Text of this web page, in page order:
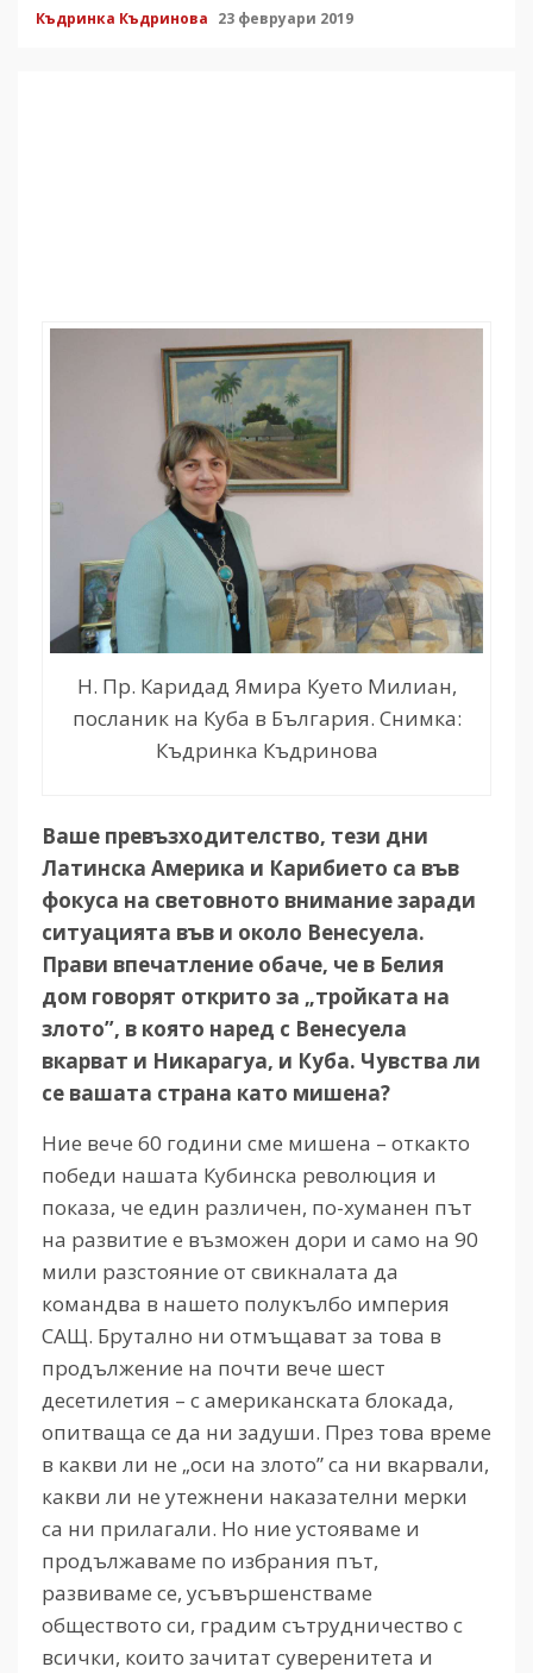
Къдринка Къдринова 23 февруари 2019
Н. Пр. Каридад Ямира Куето Милиан,
посланик на Куба в България. Снимка:
Къдринка Къдринова
Ваше превъзходителство, тези дни
Латинска Америка и Карибието са във
фокуса на световното внимание заради
ситуацията във и около Венесуела.
Прави впечатление обаче, че в Белия
дом говорят открито за „тройката на
злото”, в която наред с Венесуела
вкарват и Никарагуа, и Куба. Чувства ли
се вашата страна като мишена?
Ние вече 60 години сме мишена – откакто
победи нашата Кубинска революция и
показа, че един различен, по-хуманен път
на развитие е възможен дори и само на 90
мили разстояние от свикналата да
командва в нашето полукълбо империя
САЩ. Брутално ни отмъщават за това в
продължение на почти вече шест
десетилетия – с американската блокада,
опитваща се да ни задуши. През това време
в какви ли не „оси на злото” са ни вкарвали,
какви ли не утежнени наказателни мерки
са ни прилагали. Но ние устояваме и
продължаваме по избрания път,
развиваме се, усъвършенстваме
обществото си, градим сътрудничество с
всички, които зачитат суверенитета и